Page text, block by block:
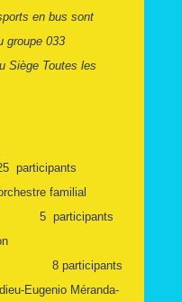
en bus sont
groupe 033
Siège Toutes les
familial
participants
8 participants
Eugenio Méranda-